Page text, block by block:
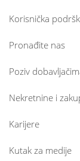
Korisnička
Pronađite nas
Poziv
Nekretnine i
Karijere
Kutak za medije